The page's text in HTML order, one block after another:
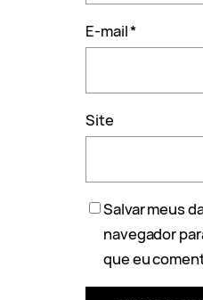
E-mail*
Site
Salvar meus
navegador
que eu